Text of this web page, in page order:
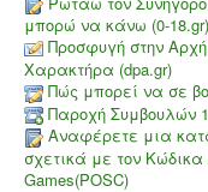
μπορώ να κάνω (0-18.gr)
Προσφυγή στην
Χαρακτήρα (dpa.gr)
Πώς μπορεί να σε
Παροχή Συμβουλών
Aναφέρετε μια
σχετικά με τον
Games(POSC)